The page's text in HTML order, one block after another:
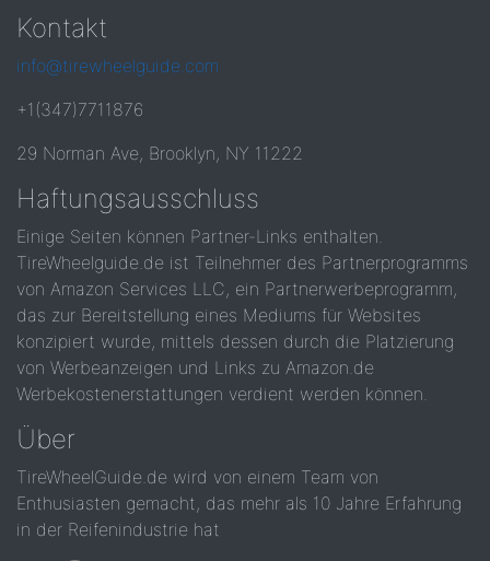
Kontakt
info@tirewheelguide.com
+1(347)7711876
29 Norman Ave, Brooklyn, NY 11222
Haftungsausschluss
Einige Seiten können Partner-Links enthalten.
TireWheelguide.de ist Teilnehmer des Partnerprogramms
von Amazon Services LLC, ein Partnerwerbeprogramm,
das zur Bereitstellung eines Mediums für Websites
konzipiert wurde, mittels dessen durch die Platzierung
von Werbeanzeigen und Links zu Amazon.de
Werbekostenerstattungen verdient werden können.
Über
TireWheelGuide.de wird von einem Team von
Enthusiasten gemacht, das mehr als 10 Jahre Erfahrung
in der Reifenindustrie hat